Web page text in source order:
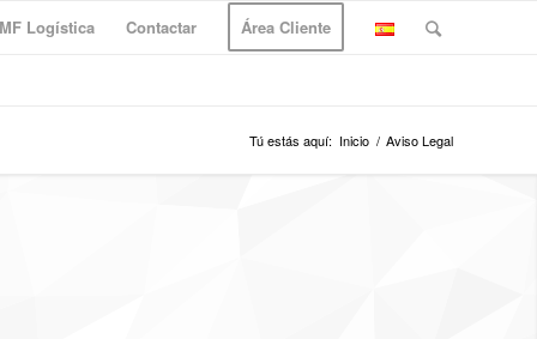
Logística Contactar Área Cliente
Tú estás aquí: Inicio / Aviso Legal